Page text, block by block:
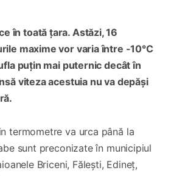
în toată țara. Astăzi, 16
maxime vor varia între -10°C
puțin mai puternic decât în
viteza acestuia nu va depăși
termometre va urca până la
sunt preconizate în municipiul
Briceni, Fălești, Edineț,